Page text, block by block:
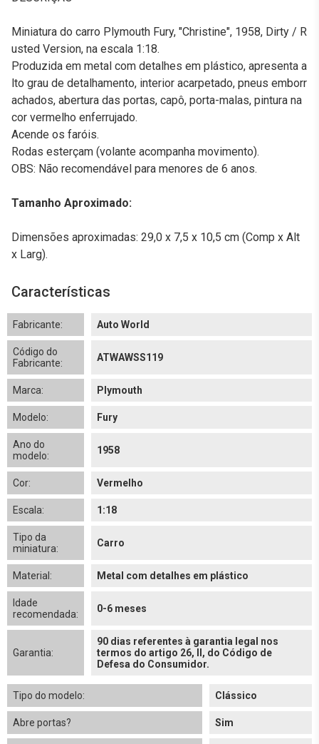
Miniatura do carro Plymouth Fury, "Christine", 1958, Dirty / R
usted Version, na escala 1:18.
Produzida em metal com detalhes em plástico, apresenta a
lto grau de detalhamento, interior acarpetado, pneus emborr
achados, abertura das portas, capô, porta-malas, pintura na
cor vermelho enferrujado.
Acende os faróis.
Rodas esterçam (volante acompanha movimento).
OBS: Não recomendável para menores de 6 anos.
Tamanho Aproximado:
Dimensões aproximadas: 29,0 x 7,5 x 10,5 cm (Comp x Alt
x Larg).
Características
Fabricante: Auto World
Código do
Fabricante:
ATWAWSS119
Marca: Plymouth
Modelo: Fury
Ano do
modelo:
1958
Cor: Vermelho
Escala: 1:18
Tipo da
miniatura:
Carro
Material: Metal com detalhes em plástico
Idade
recomendada:
0-6 meses
Garantia:
90 dias referentes à garantia legal nos
termos do artigo 26, II, do Código de
Defesa do Consumidor.
Tipo do modelo: Clássico
Abre portas? Sim